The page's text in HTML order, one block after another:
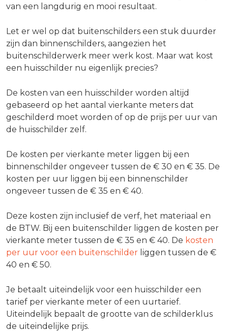
van een langdurig en mooi resultaat.
Let er wel op dat buitenschilders een stuk duurder
zijn dan binnenschilders, aangezien het
buitenschilderwerk meer werk kost. Maar wat kost
een huisschilder nu eigenlijk precies?
De kosten van een huisschilder worden altijd
gebaseerd op het aantal vierkante meters dat
geschilderd moet worden of op de prijs per uur van
de huisschilder zelf.
De kosten per vierkante meter liggen bij een
binnenschilder ongeveer tussen de € 30 en € 35. De
kosten per uur liggen bij een binnenschilder
ongeveer tussen de € 35 en € 40.
Deze kosten zijn inclusief de verf, het materiaal en
de BTW. Bij een buitenschilder liggen de kosten per
vierkante meter tussen de € 35 en € 40. De kosten
per uur voor een buitenschilder liggen tussen de €
40 en € 50.
Je betaalt uiteindelijk voor een huisschilder een
tarief per vierkante meter of een uurtarief.
Uiteindelijk bepaalt de grootte van de schilderklus
de uiteindelijke prijs.